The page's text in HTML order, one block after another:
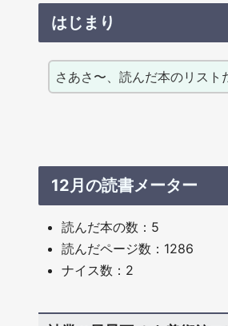
はじまり
さあさ〜、読んだ本のリスト
12月の読書メーター
読んだ本の数：5
読んだページ数：1286
ナイス数：2